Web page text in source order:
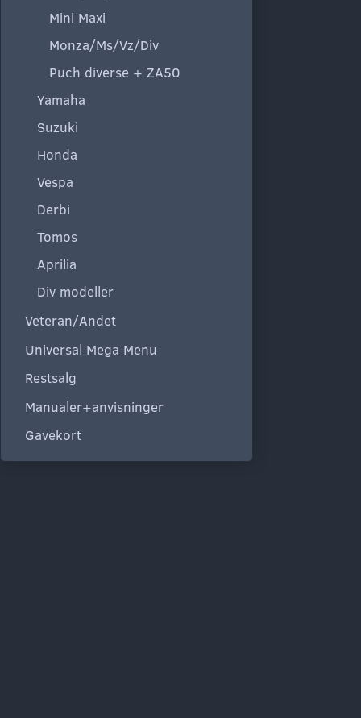
Mini Maxi
Monza/Ms/Vz/Div
Puch diverse + ZA50
Yamaha
Suzuki
Honda
Vespa
Derbi
Tomos
Aprilia
Div modeller
Veteran/Andet
Universal Mega Menu
Restsalg
Manualer+anvisninger
Gavekort